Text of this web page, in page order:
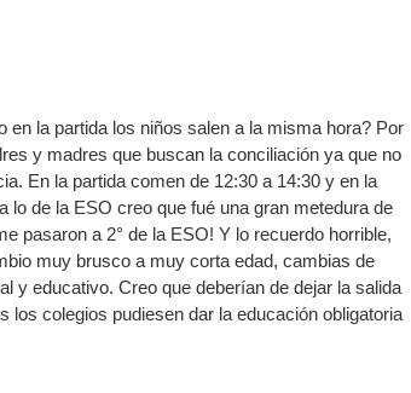
la partida los niños salen a la misma hora? Por
y madres que buscan la conciliación ya que no
En la partida comen de 12:30 a 14:30 y en la
lo de la ESO creo que fué una gran metedura de
pasaron a 2° de la ESO! Y lo recuerdo horrible,
muy brusco a muy corta edad, cambias de
y educativo. Creo que deberían de dejar la salida
los colegios pudiesen dar la educación obligatoria